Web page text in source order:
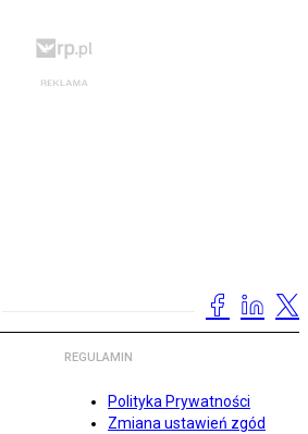
REGULAMIN
Polityka Prywatności
Zmiana ustawień zgód